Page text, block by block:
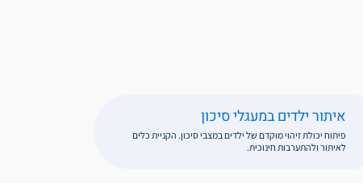
איתור ילדים במעגלי סיכון
פיתוח יכולת זיהוי מוקדם של ילדים במצבי סיכון. הקניית כלים
לאיתור ולהתערבות חינוכית.